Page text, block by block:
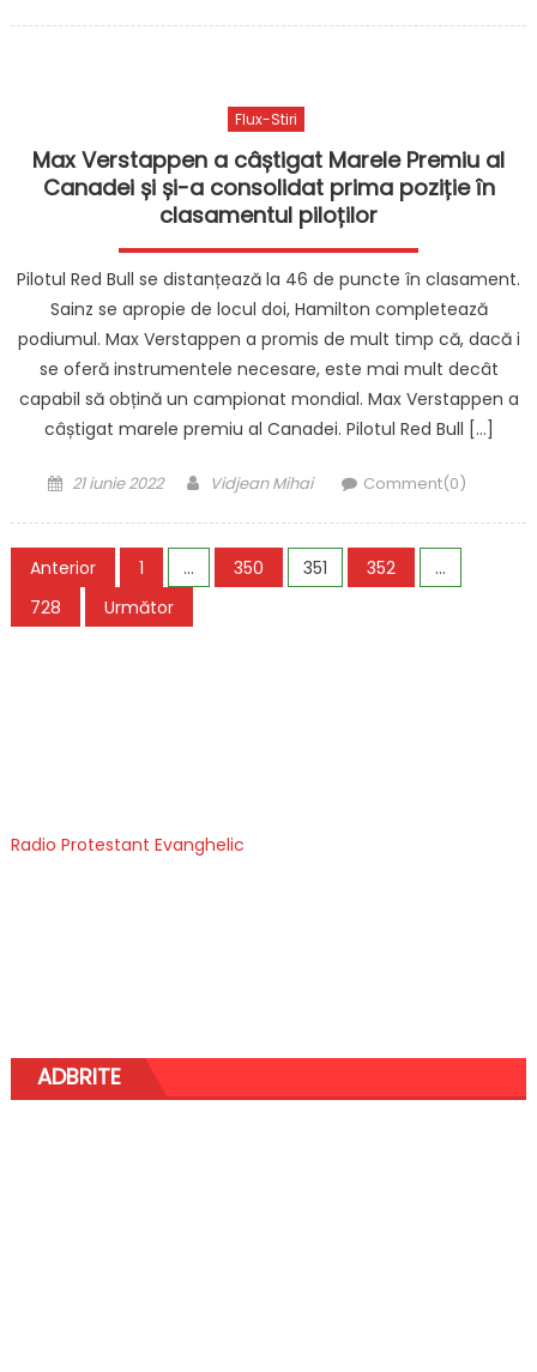
Flux-Stiri
Max Verstappen a câștigat Marele Premiu al
Canadei și și-a consolidat prima poziție în
clasamentul piloților
Pilotul Red Bull se distanțează la 46 de puncte în clasament.
Sainz se apropie de locul doi, Hamilton completează
podiumul. Max Verstappen a promis de mult timp că, dacă i
se oferă instrumentele necesare, este mai mult decât
capabil să obțină un campionat mondial. Max Verstappen a
câștigat marele premiu al Canadei. Pilotul Red Bull […]
Posted
21 iunie 2022 Author
Vidjean Mihai Comment(0)
Paginație
articole
Anterior 1 … 350 351 352
…
728
Următor
Radio Protestant Evanghelic
ADBRITE